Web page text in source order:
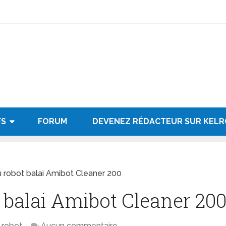
FORUM DEVENEZ RÉDACTEUR SUR
robot balai Amibot Cleaner 200
Amibot Cleaner